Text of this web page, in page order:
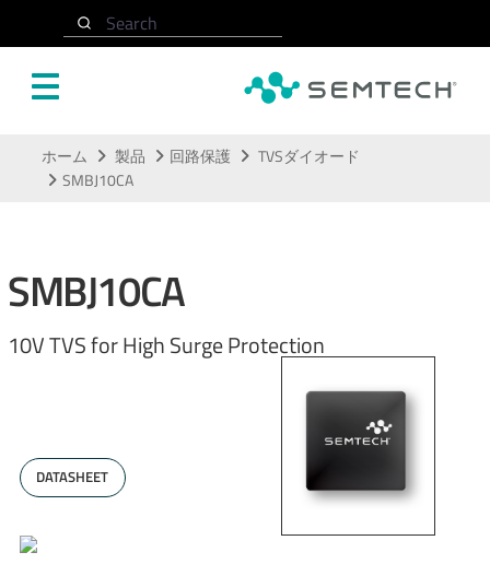
Search
ホーム 製品 回路保護
TVSダイオード
SMBJ10CA
SMBJ10CA
10V TVS for High Surge Protection
DATASHEET